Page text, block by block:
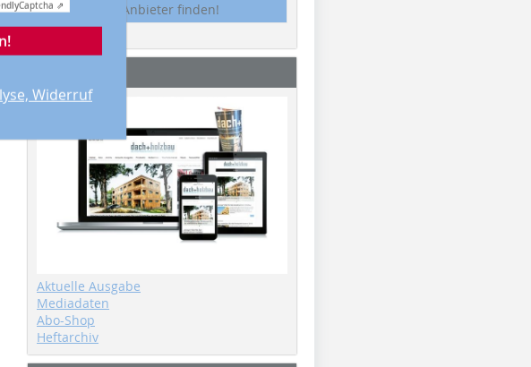
Captcha ⇗
Widerruf
Anbieter finden!
Aktuelle Ausgabe
Mediadaten
Abo-Shop
Heftarchiv